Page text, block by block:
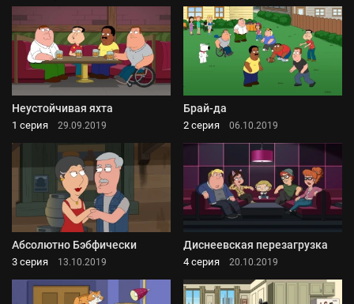
Неустойчивая яхта
1 серия 29.09.2019
Брай-да
2 серия 06.10.2019
Абсолютно Бэбфически
3 серия 13.10.2019
Диснеевская перезагрузка
4 серия 20.10.2019